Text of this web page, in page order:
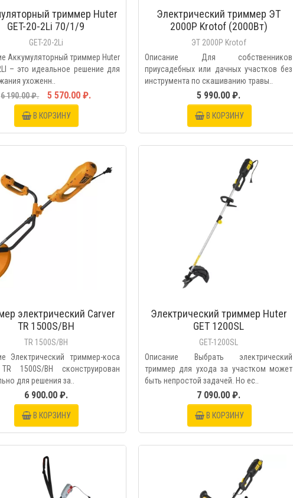
триммер Huter
GET-20-2Li 70/1/9
GET-20-2Li
Аккумуляторный триммер Huter
– это идеальное решение для
ухоженн..
6 190.00 ₽.
5 570.00 ₽.
В КОРЗИНУ
Электрический триммер ЭТ
2000Р Krotof (2000Вт)
ЭТ 2000Р Krotof
Описание Для собственников
приусадебных или дачных участков без
инструмента по скашиванию травы..
5 990.00 ₽.
В КОРЗИНУ
электрический Carver
TR 1500S/BH
TR 1500S/BH
Электрический триммер-коса
1500S/BH сконструирован
для решения за..
6 900.00 ₽.
В КОРЗИНУ
Электрический триммер Huter
GET 1200SL
GET-1200SL
Описание Выбрать электрический
триммер для ухода за участком может
быть непростой задачей. Но ес..
7 090.00 ₽.
В КОРЗИНУ